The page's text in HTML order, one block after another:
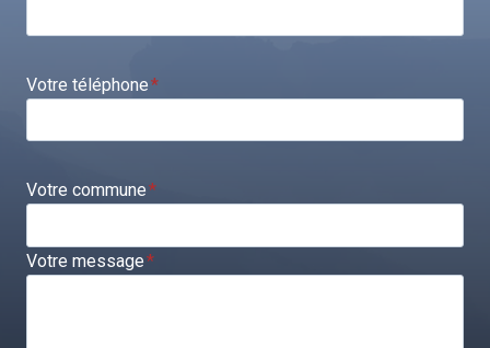
Votre téléphone*
Votre commune*
Votre message*